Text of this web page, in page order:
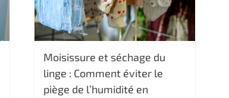
Moisissure et séchage du
linge : Comment éviter le
piège de l’humidité en